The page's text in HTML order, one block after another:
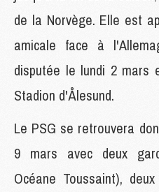
de la Norvège. Elle est
amicale face à
disputée le lundi 2 mars
Stadion d'Ålesund.
Le PSG se retrouvera
9 mars avec deux
Océane Toussaint),